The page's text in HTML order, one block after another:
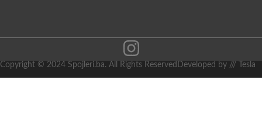
Copyright © 2024 Spojleri.ba. All Rights Reserved Developed by /// Tesla